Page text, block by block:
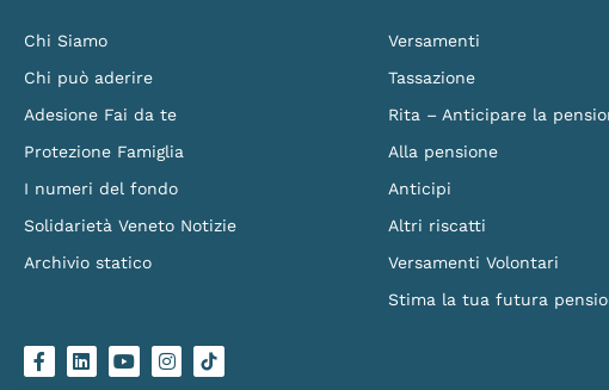
Chi Siamo
Chi può aderire
Adesione Fai da te
Protezione Famiglia
I numeri del fondo
Solidarietà Veneto Notizie
Archivio statico
c
e
n
k
u
t
s
t
g
o
Versamenti
Tassazione
Rita – Anticipare la
Alla pensione
Anticipi
Altri riscatti
Versamenti Volontari
Stima la tua futura